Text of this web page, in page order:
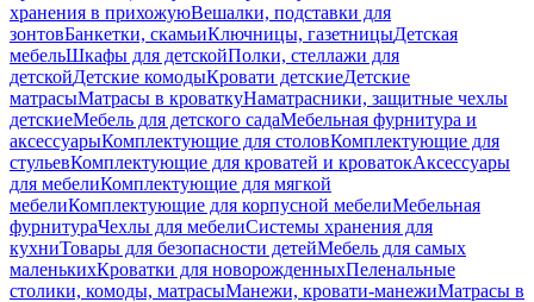
хранения в прихожуюВешалки, подставки для
зонтовБанкетки, скамьиКлючницы, газетницыДетская
мебельШкафы для детскойПолки, стеллажи для
детскойДетские комодыКровати детскиеДетские
матрасыМатрасы в кроваткуНаматрасники, защитные чехлы
детскиеМебель для детского садаМебельная фурнитура и
аксессуарыКомплектующие для столовКомплектующие для
стульевКомплектующие для кроватей и кроватокАксессуары
для мебелиКомплектующие для мягкой
мебелиКомплектующие для корпусной мебелиМебельная
фурнитураЧехлы для мебелиСистемы хранения для
кухниТовары для безопасности детейМебель для самых
маленькихКроватки для новорожденныхПеленальные
столики, комоды, матрасыМанежи, кровати-манежиМатрасы в